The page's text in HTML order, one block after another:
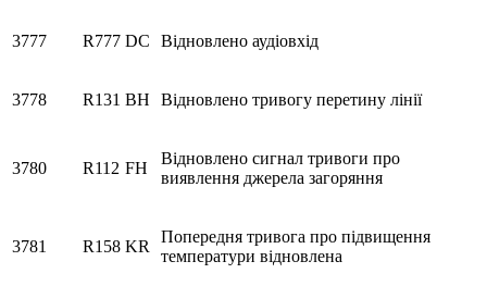
3777 R777 DC Відновлено аудіовхід
3778 R131 BH Відновлено тривогу перетину лінії
3780 R112 FH
Відновлено сигнал тривоги про
виявлення джерела загоряння
3781 R158 KR
Попередня тривога про підвищення
температури відновлена